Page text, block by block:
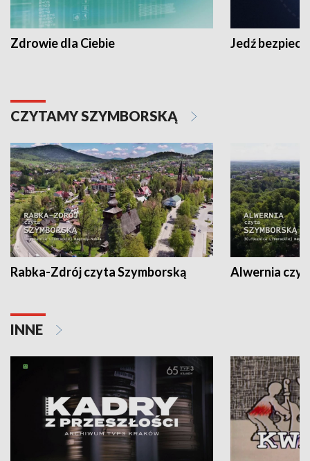
Zdrowie dla Ciebie Jedź
CZYTAMY SZYMBORSKĄ
Rabka-Zdrój czyta Szymborską Alwernia
INNE